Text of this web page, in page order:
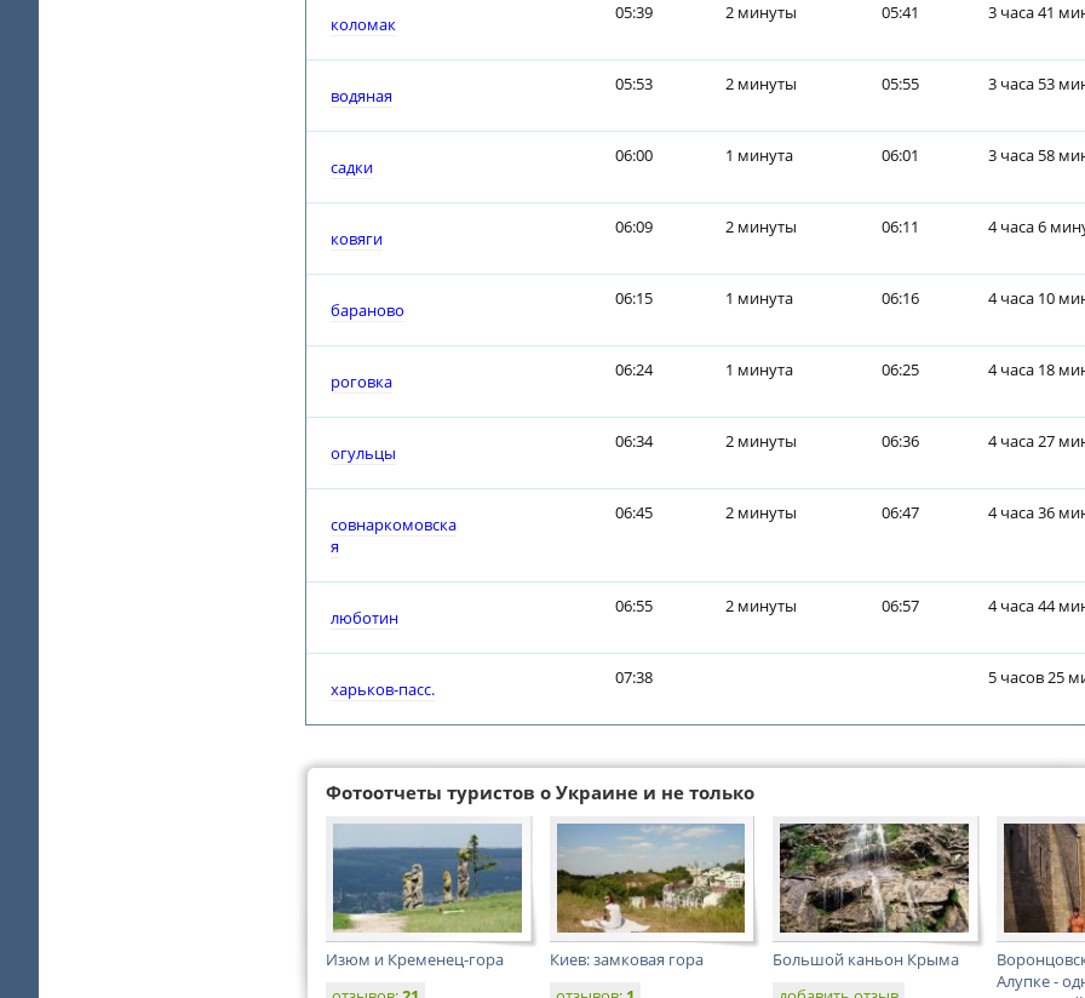
коломак
05:39 2 минуты 05:41 3 часа 41
водяная
05:53 2 минуты 05:55 3 часа 53
садки
06:00 1 минута 06:01 3 часа 58
ковяги
06:09 2 минуты 06:11 4 часа 6
бараново
06:15 1 минута 06:16 4 часа 10
роговка
06:24 1 минута 06:25 4 часа 18
огульцы
06:34 2 минуты 06:36 4 часа 27
совнаркомовска
я
06:45 2 минуты 06:47 4 часа 36
люботин
06:55 2 минуты 06:57 4 часа 44
харьков-пасс.
07:38 5 часов 25
Фотоотчеты туристов о Украине и не только
Изюм и Кременец-гора
Киев: замковая гора
Большой каньон Крыма
Алупке -